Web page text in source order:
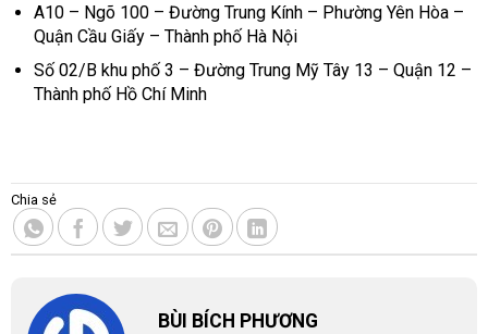
A10 – Ngõ 100 – Đường Trung Kính – Phường Yên Hòa –
Quận Cầu Giấy – Thành phố Hà Nội
Số 02/B khu phố 3 – Đường Trung Mỹ Tây 13 – Quận 12 –
Thành phố Hồ Chí Minh
Chia sẻ
BÙI BÍCH PHƯƠNG